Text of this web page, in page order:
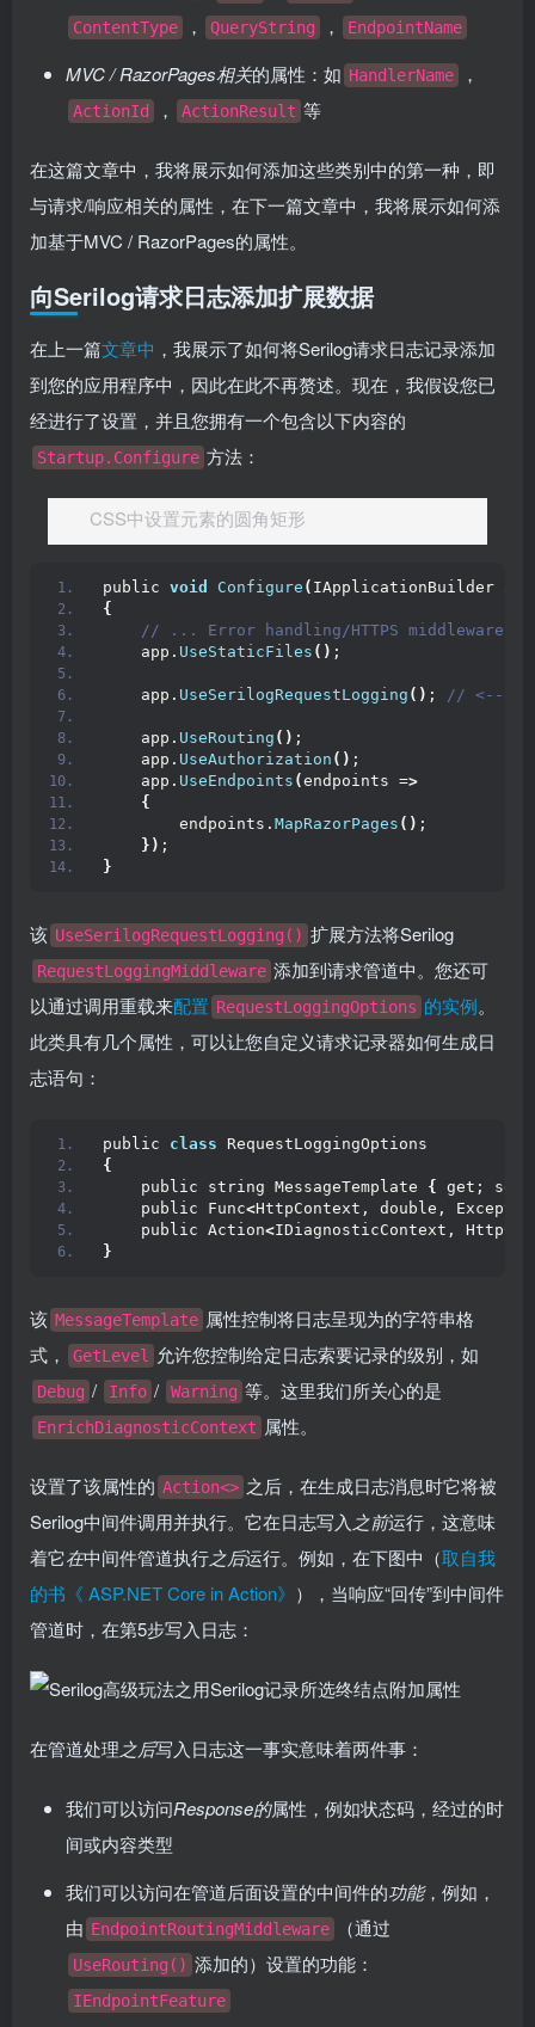
ContentType ， QueryString ， EndpointName
MVC / RazorPages相关的属性：如 HandlerName ，
ActionId ， ActionResult 等
在这篇文章中，我将展示如何添加这些类别中的第一种，即
与请求/响应相关的属性，在下一篇文章中，我将展示如何添
加基于MVC / RazorPages的属性。
向Serilog请求日志添加扩展数据
在上一篇文章中 ，我展示了如何将Serilog请求日志记录添加
到您的应用程序中，因此在此不再赘述。现在，我假设您已
经进行了设置，并且您拥有一个包含以下内容的
Startup.Configure 方法：
CSS中设置元素的圆角矩形
public void Configure ( IApplicationBuilder app,
{
// ... Error handling/HTTPS middleware
    app.
UseStaticFiles () ;
    app.
UseSerilogRequestLogging () ; // <--
    app.
UseRouting () ;
    app.
UseAuthorization () ;
    app.
UseEndpoints (endpoints =>
{
        endpoints.
MapRazorPages () ;
}) ;
}
该 UseSerilogRequestLogging() 扩展方法将Serilog
RequestLoggingMiddleware 添加到请求管道中。您还可
以通过调用重载来配置 RequestLoggingOptions 的实例。
此类具有几个属性，可以让您自定义请求记录器如何生成日
志语句：
public class RequestLoggingOptions
{
    public string MessageTemplate
{
get;
    public Func
<HttpContext, double,
    public Action
<IDiagnosticContext,
}
该 MessageTemplate 属性控制将日志呈现为的字符串格
式，
GetLevel 允许您控制给定日志索要记录的级别，如
Debug / Info / Warning 等。这里我们所关心的是
EnrichDiagnosticContext 属性。
设置了该属性的 Action<> 之后，在生成日志消息时它将被
Serilog中间件调用并执行。它在日志写入 之前运行，这意味
着它在中间件管道执行之后运行。例如，在下图中（取自我
的书《 ASP.NET Core in Action》 ），当响应“回传”到中间件
管道时，在第5步写入日志：
在管道处理之后写入日志这一事实意味着两件事：
我们可以访问Response的属性，例如状态码，经过的时
间或内容类型
我们可以访问在管道后面设置的中间件的功能，例如，
由 EndpointRoutingMiddleware （通过
UseRouting() 添加的）设置的功能：
IEndpointFeature